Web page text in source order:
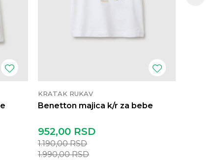
KRATAK RUKAV
Benetton majica k/r za bebe
952,00 RSD
1.190,00RSD
1.990,00RSD